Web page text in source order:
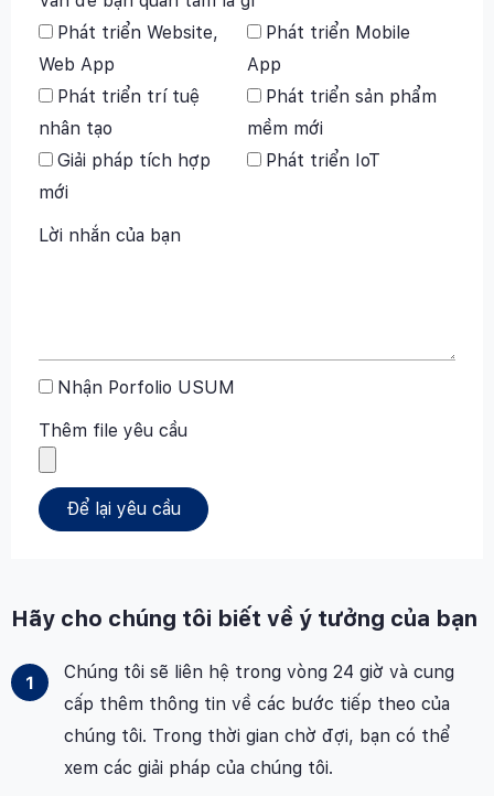
Phát triển Website,
Web App
Phát triển Mobile
App
Phát triển trí tuệ
nhân tạo
Phát triển sản phẩm
mềm mới
Giải pháp tích hợp
mới
Phát triển IoT
Lời nhắn của bạn
Nhận Porfolio USUM
Thêm file yêu cầu
Để lại yêu cầu
Hãy cho chúng tôi biết về ý tưởng của bạn
Chúng tôi sẽ liên hệ trong vòng 24 giờ và cung
cấp thêm thông tin về các bước tiếp theo của
chúng tôi. Trong thời gian chờ đợi, bạn có thể
xem các giải pháp của chúng tôi.